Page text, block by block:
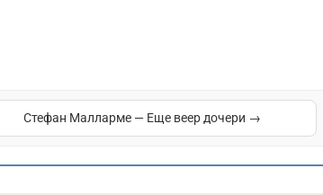
Стефан Малларме — Еще веер дочери →